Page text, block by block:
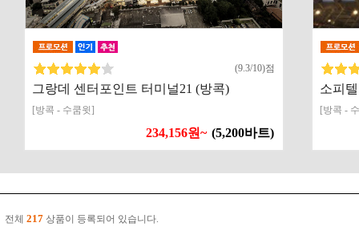
(9.3/10)점
그랑데 센터포인트 터미널21 (방콕)
[방콕 - 수쿰윗]
234,156원~ (5,200바트)
소피
[방콕 -
전체 217 상품이 등록되어 있습니다.